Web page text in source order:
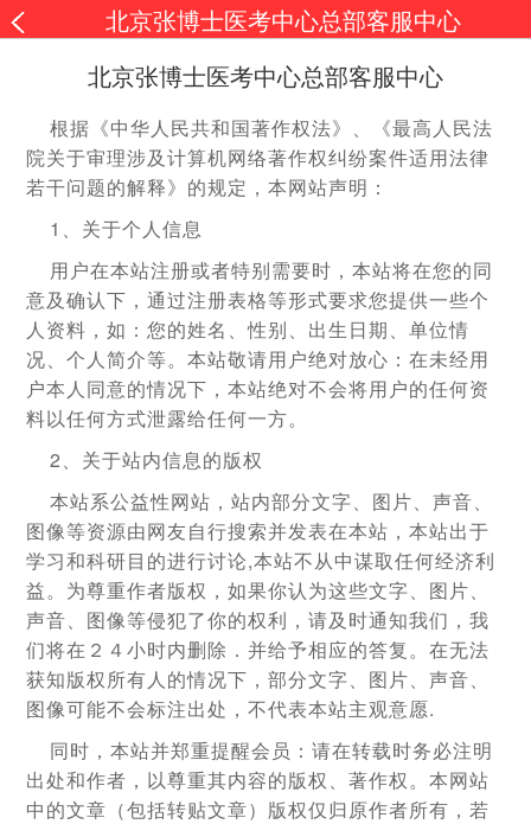
北京张博士医考中心总部客服中心
北京张博士医考中心总部客服中心
根据《中华人民共和国著作权法》、《最高人民法
院关于审理涉及计算机网络著作权纠纷案件适用法律
若干问题的解释》的规定，本网站声明：
1、关于个人信息
用户在本站注册或者特别需要时，本站将在您的同
意及确认下，通过注册表格等形式要求您提供一些个
人资料，如：您的姓名、性别、出生日期、单位情
况、个人简介等。本站敬请用户绝对放心：在未经用
户本人同意的情况下，本站绝对不会将用户的任何资
料以任何方式泄露给任何一方。
2、关于站内信息的版权
本站系公益性网站，站内部分文字、图片、声音、
图像等资源由网友自行搜索并发表在本站，本站出于
学习和科研目的进行讨论,本站不从中谋取任何经济利
益。为尊重作者版权，如果你认为这些文字、图片、
声音、图像等侵犯了你的权利，请及时通知我们，我
们将在２４小时内删除．并给予相应的答复。在无法
获知版权所有人的情况下，部分文字、图片、声音、
图像可能不会标注出处，不代表本站主观意愿.
同时，本站并郑重提醒会员：请在转载时务必注明
出处和作者，以尊重其内容的版权、著作权。本网站
中的文章（包括转贴文章）版权仅归原作者所有，若